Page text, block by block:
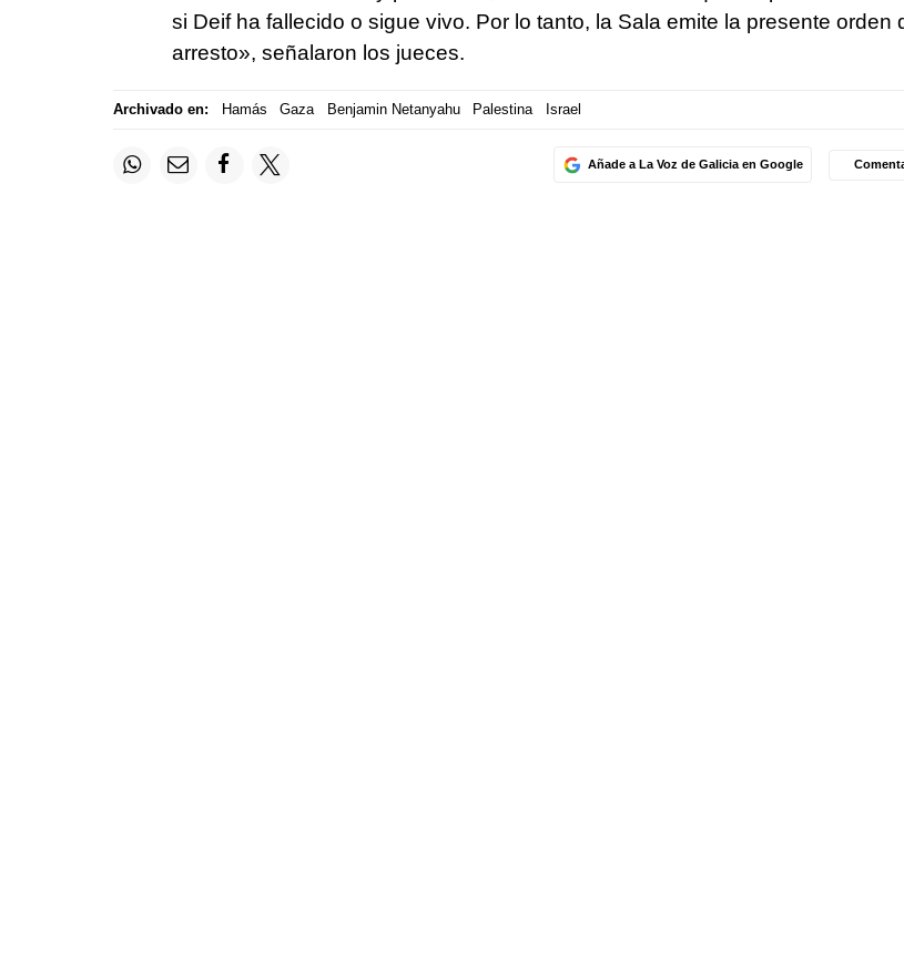
si Deif ha fallecido o sigue vivo. Por lo tanto, la Sala emite la presente orden
arresto», señalaron los jueces.
Archivado en: Hamás Gaza Benjamin Netanyahu Palestina Israel
Añade a La Voz de Galicia en Google